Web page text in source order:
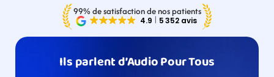
99% de satisfaction de nos patients
Ils parlent d’Audio Pour Tous